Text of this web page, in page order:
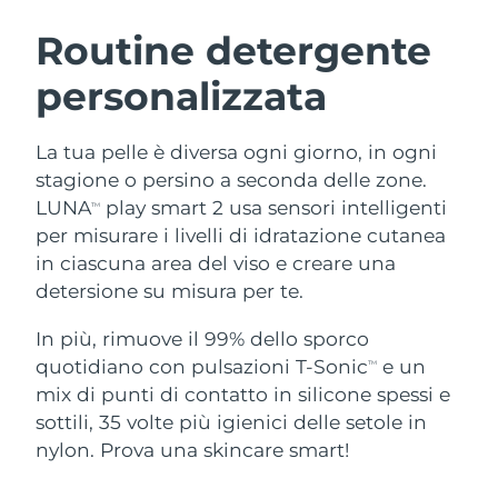
Routine detergente
personalizzata
La tua pelle è diversa ogni giorno, in ogni
stagione o persino a seconda delle zone.
LUNATM
play smart 2 usa sensori intelligenti
per misurare i livelli di idratazione cutanea
in ciascuna area del viso e creare una
detersione su misura per te.
In più, rimuove il 99% dello sporco
quotidiano con pulsazioni T-SonicTM
e un
mix di punti di contatto in silicone spessi e
sottili, 35 volte più igienici delle setole in
nylon. Prova una skincare smart!
LUNA™ 4 pacchetto
Anti-aging massage
LUNA™ 4 Plus
LUNA™ 4 Men
For men, anti-aging massage
BEAR™ 2 pacchetto
Microcurrent toning
BEAR™ 2 go
BEAR™ 2 eyes & lips
Microcurrent line smoothing device
Idratazione
UFO™ 3 pacchetto
Deep facial hydration
UFO™ 3 LED
Near-infrared and red light therapy
device
Igiene orale
Hybrid silicone sonic toothbrush
issa™ 4 plus
Smart hybrid silicone sonic toothbrush
TRATTAMENTI ANTI-AGE FAQ™
Anti-age Trattamenti LED
NEW
Austria Consegna stimata
Bahrein Consegna stimata
Belgio
Bermuda Consegna stimata8/16/26
Bosnia ed
Erzegovina
Consegna stimata
Bulgaria Consegna stimata8/10/26
Canada Consegna stimata 8/14/26